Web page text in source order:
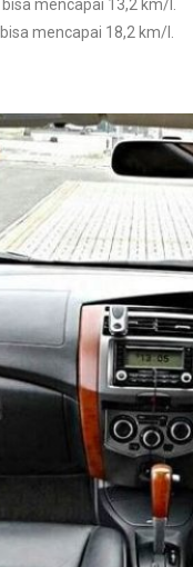
mencapai 13,2 km/l.
mencapai 18,2 km/l.